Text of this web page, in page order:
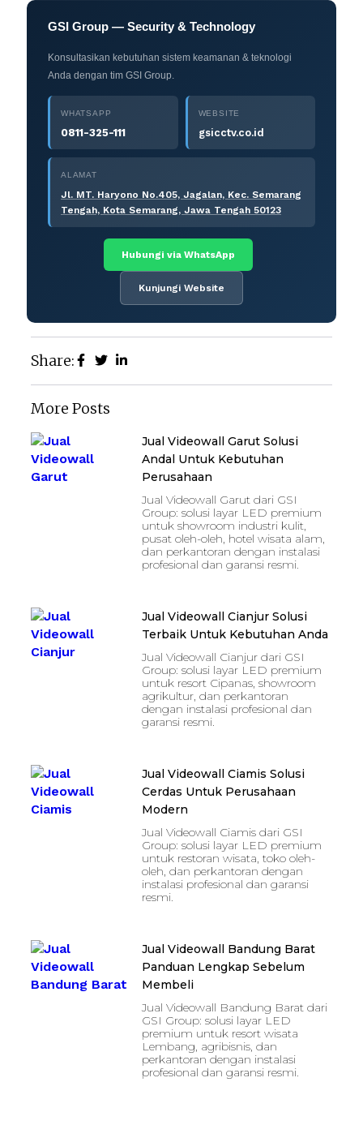
GSI Group — Security & Technology
Konsultasikan kebutuhan sistem keamanan & teknologi
Anda dengan tim GSI Group.
WHATSAPP
0811-325-111
WEBSITE
gsicctv.co.id
ALAMAT
Jl. MT. Haryono No.405, Jagalan, Kec. Semarang
Tengah, Kota Semarang, Jawa Tengah 50123
Hubungi via WhatsApp
Kunjungi Website
Share:
More Posts
Jual Videowall Garut Solusi
Andal Untuk Kebutuhan
Perusahaan
Jual Videowall Garut dari GSI
Group: solusi layar LED premium
untuk showroom industri kulit,
pusat oleh-oleh, hotel wisata alam,
dan perkantoran dengan instalasi
profesional dan garansi resmi.
Jual Videowall Cianjur Solusi
Terbaik Untuk Kebutuhan Anda
Jual Videowall Cianjur dari GSI
Group: solusi layar LED premium
untuk resort Cipanas, showroom
agrikultur, dan perkantoran
dengan instalasi profesional dan
garansi resmi.
Jual Videowall Ciamis Solusi
Cerdas Untuk Perusahaan
Modern
Jual Videowall Ciamis dari GSI
Group: solusi layar LED premium
untuk restoran wisata, toko oleh-
oleh, dan perkantoran dengan
instalasi profesional dan garansi
resmi.
Jual Videowall Bandung Barat
Panduan Lengkap Sebelum
Membeli
Jual Videowall Bandung Barat dari
GSI Group: solusi layar LED
premium untuk resort wisata
Lembang, agribisnis, dan
perkantoran dengan instalasi
profesional dan garansi resmi.